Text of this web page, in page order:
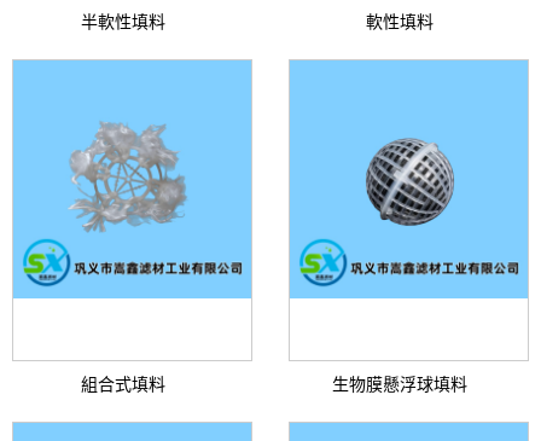
半軟性填料 軟性填料
組合式填料 生物膜懸浮球填料